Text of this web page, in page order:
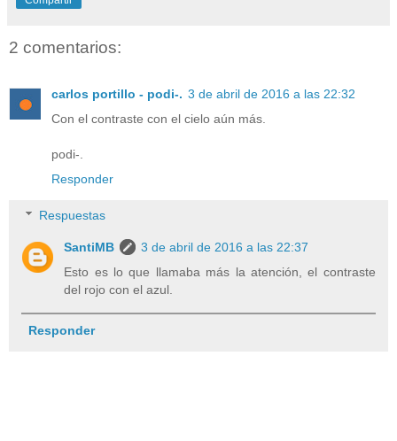
2 comentarios:
carlos portillo - podi-. 3 de abril de 2016 a las 22:32
Con el contraste con el cielo aún más.
podi-.
Responder
Respuestas
SantiMB
3 de abril de 2016 a las 22:37
Esto es lo que llamaba más la atención, el contraste
del rojo con el azul.
Responder